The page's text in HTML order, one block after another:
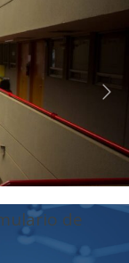
de